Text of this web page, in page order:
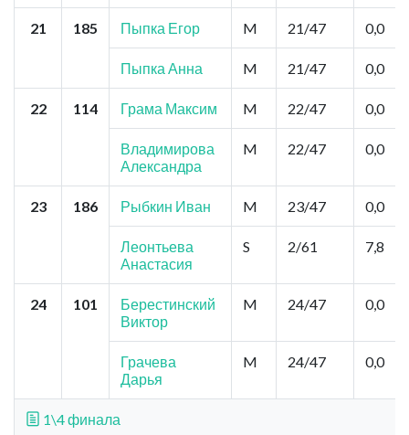
21 185 Пыпка Егор M 21/47 0,0
Пыпка Анна M 21/47 0,0
22 114 Грама Максим M 22/47 0,0
Владимирова
Александра
M 22/47 0,0
23 186 Рыбкин Иван M 23/47 0,0
Леонтьева
Анастасия
S 2/61 7,8
24 101
Берестинский
Виктор
M 24/47 0,0
Грачева
Дарья
M 24/47 0,0
1\4 финала